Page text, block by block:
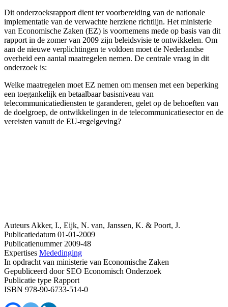
Dit onderzoeksrapport dient ter voorbereiding van de nationale
implementatie van de verwachte herziene richtlijn. Het ministerie
van Economische Zaken (EZ) is voornemens mede op basis van dit
rapport in de zomer van 2009 zijn beleidsvisie te ontwikkelen. Om
aan de nieuwe verplichtingen te voldoen moet de Nederlandse
overheid een aantal maatregelen nemen. De centrale vraag in dit
onderzoek is:
Welke maatregelen moet EZ nemen om mensen met een beperking
een toegankelijk en betaalbaar basisniveau van
telecommunicatiediensten te garanderen, gelet op de behoeften van
de doelgroep, de ontwikkelingen in de telecommunicatiesector en de
vereisten vanuit de EU-regelgeving?
Auteurs Akker, I., Eijk, N. van, Janssen, K. & Poort, J.
Publicatiedatum 01-01-2009
Publicatienummer2009-48
Expertises Mededinging
In opdracht van ministerie van Economische Zaken
Gepubliceerd doorSEO Economisch Onderzoek
Publicatie type Rapport
ISBN 978-90-6733-514-0